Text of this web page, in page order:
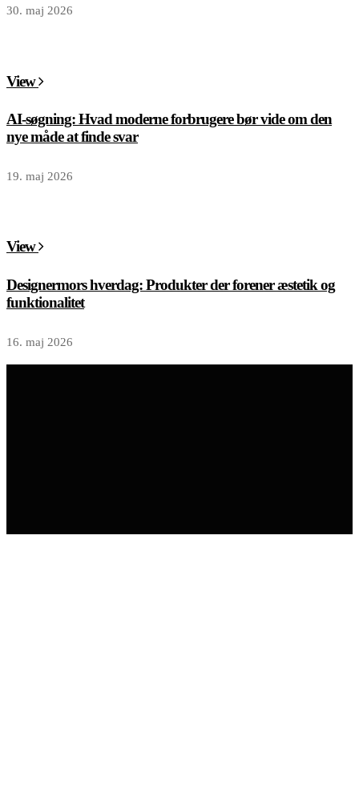
30. maj 2026
View
AI-søgning: Hvad moderne forbrugere bør vide om den
nye måde at finde svar
19. maj 2026
View
Designermors hverdag: Produkter der forener æstetik og
funktionalitet
16. maj 2026